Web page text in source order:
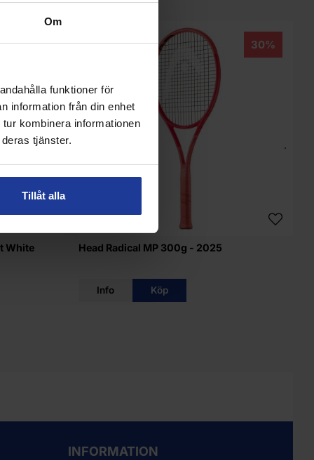
Om
funktioner för
information från din enhet
kombinera informationen
tjänster.
Tillåt alla
15%
White
30%
Head Radical MP 300g - 2025
Info Köp
INFORMATION